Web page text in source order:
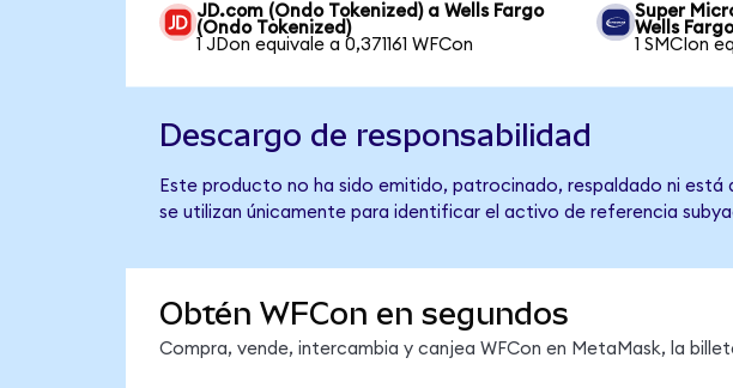
JD.com (Ondo Tokenized) a Wells Fargo
(Ondo Tokenized)
1 JDon equivale a 0,371161 WFCon
Super
Wells
1 SMCIon
Descargo de responsabilidad
Este producto no ha sido emitido, patrocinado, respaldado ni está
se utilizan únicamente para identificar el activo de referencia
Obtén WFCon en segundos
Compra, vende, intercambia y canjea WFCon en MetaMask, la